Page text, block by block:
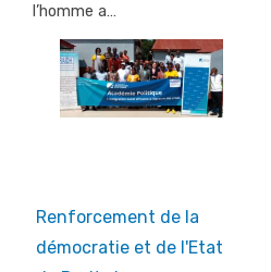
l’homme a…
Renforcement de la
démocratie et de l'Etat